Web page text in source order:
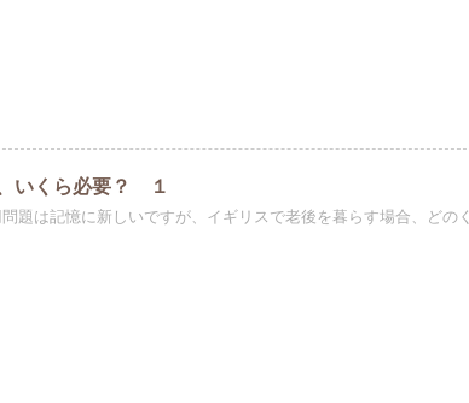
いくら必要？ １
題は記憶に新しいですが、イギリスで老後を暮らす場合、どのく